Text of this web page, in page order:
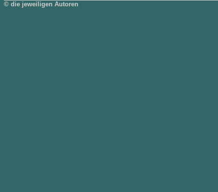
© die jeweiligen Autoren